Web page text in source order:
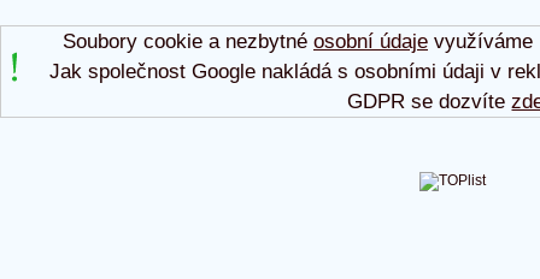
Soubory cookie a nezbytné osobní údajevyužíváme
Jak společnost Google nakládá s osobními údaji v
GDPR se dozvíte